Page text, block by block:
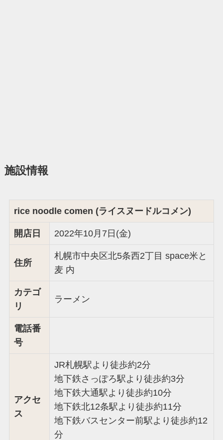
施設情報
rice noodle comen (ライスヌードルコメン)
開店日 2022年10月7日(金)
住所
札幌市中央区北5条西2丁目 space米と
麦 内
カテゴ
リ
ラーメン
電話番
号
アクセ
ス
JR札幌駅より徒歩約2分
地下鉄さっぽろ駅より徒歩約3分
地下鉄大通駅より徒歩約10分
地下鉄北12条駅より徒歩約11分
地下鉄バスセンター前駅より徒歩約12
分